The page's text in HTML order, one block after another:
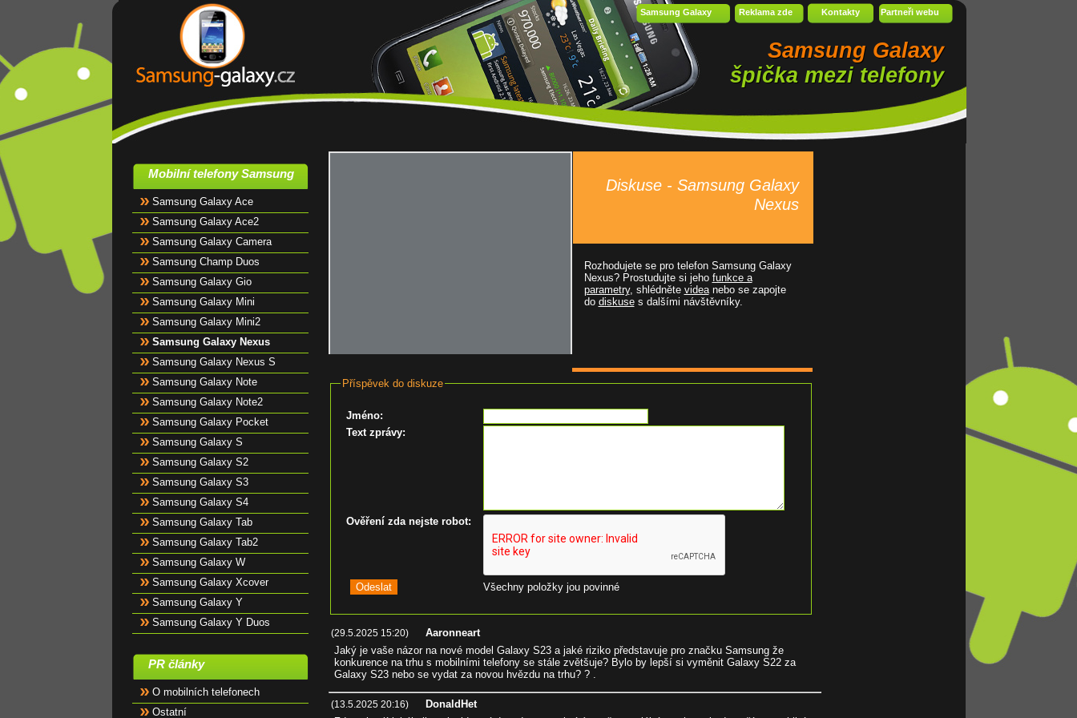
Samsung Galaxy Reklama zde Kontakty Partneři webu
Samsung Galaxy
špička mezi telefony
Mobilní telefony Samsung
Samsung Galaxy Ace
Samsung Galaxy Ace2
Samsung Galaxy Camera
Samsung Champ Duos
Samsung Galaxy Gio
Samsung Galaxy Mini
Samsung Galaxy Mini2
Samsung Galaxy Nexus
Samsung Galaxy Nexus S
Samsung Galaxy Note
Samsung Galaxy Note2
Samsung Galaxy Pocket
Samsung Galaxy S
Samsung Galaxy S2
Samsung Galaxy S3
Samsung Galaxy S4
Samsung Galaxy Tab
Samsung Galaxy Tab2
Samsung Galaxy W
Samsung Galaxy Xcover
Samsung Galaxy Y
Samsung Galaxy Y Duos
PR články
O mobilních telefonech
Ostatní
Diskuse - Samsung Galaxy
Nexus
Rozhodujete se pro telefon Samsung Galaxy
Nexus? Prostudujte si jeho funkce a
parametry, shlédněte videanebo se zapojte
do diskuses dalšími návštěvníky.
Příspěvek do diskuze
Jméno:
Text zprávy:
Ověření zda nejste robot:
Všechny položky jou povinné
Aaronneart
(29.5.2025 15:20)
Jaký je vaše názor na nové model Galaxy S23 a jaké riziko představuje pro značku Samsung že
konkurence na trhu s mobilními telefony se stále zvětšuje? Bylo by lepší si vyměnit Galaxy S22 za
Galaxy S23 nebo se vydat za novou hvězdu na trhu? ? .
DonaldHet
(13.5.2025 20:16)